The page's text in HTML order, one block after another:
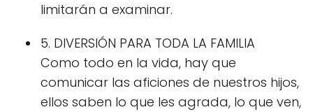
limitarán a examinar.
5. DIVERSIÓN PARA TODA LA FAMILIA
Como todo en la vida, hay que
comunicar las aficiones de nuestros hijos,
ellos saben lo que les agrada, lo que ven,